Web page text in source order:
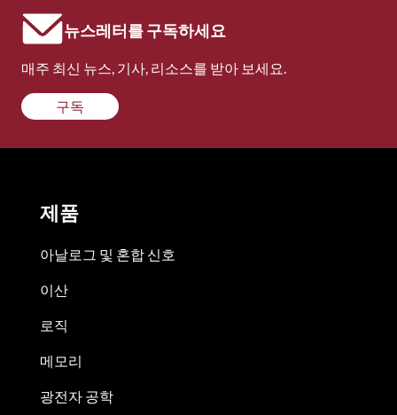
뉴스레터를 구독하세요
매주 최신 뉴스, 기사, 리소스를 받아 보세요.
구독
제품
아날로그 및 혼합 신호
이산
로직
메모리
광전자 공학